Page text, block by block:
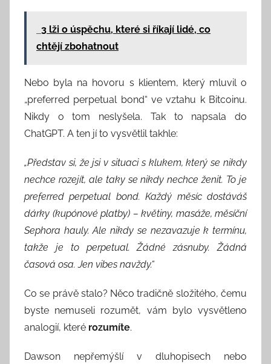
3 lži o úspěchu, které si říkají lidé, co
chtějí zbohatnout
Nebo byla na hovoru s klientem, který mluvil o
„preferred perpetual bond“ ve vztahu k Bitcoinu.
Nikdy o tom neslyšela. Tak to napsala do
ChatGPT. A ten jí to vysvětlil takhle:
„Představ si, že jsi v situaci s klukem, který se nikdy
nechce rozejít, ale taky se nikdy nechce ženit. To je
preferred perpetual bond. Každý měsíc dostáváš
dárky (kupónové platby) – květiny, masáže, měsíční
Sephora hauly. Ale nikdy se nezavazuje k termínu,
takže je to perpetual. Žádné zásnuby. Žádná
časová osa. Jen vibes navždy.“
Co se právě stalo? Něco tradičně složitého, čemu
byste nemuseli rozumět, vám bylo vysvětleno
analogií, které rozumíte.
Dawson nepřemýšlí v dluhopisech nebo